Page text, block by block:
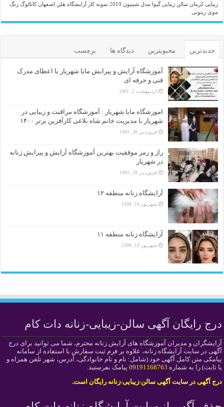
زیبایی کرمان سالن زیبایی گیوا مدل شینیون 2019 نمونه کار آرایشگاه هلن اصفهان کاتالوگ رنگ
موی زیتونی
جدیدترین محبوبترین دیدگاه ها برچسب
آموزشگاه آرایش و پیرایش مایا شهریار با اعطای مدرک
فنی و حرفه ای
اردیبهشت 2, 1401
اموزشگاه مایا شهریار : آموزشگاه مراقبت و زیبایی در
شهریار با مدیریت خانم شاه بلاغی کارآفرین برتر ۱۴۰۰
فروردین 30, 1401
راز و رمز موفقیت بهترین آموزشگاه آرایش و پیرایش زنانه
در شهریار
فروردین 28, 1401
آرایشگاه زنانه منطقه ۱۲
شهریور 14, 1398
آرایشگاه زنانه منطقه ۱۱
شهریور 13, 1398
درج رایگان آگهی سالن-زیبایی-زنانه دات کام
آرایشگران و مدیران آموزشگاه های آرایش زنانه محترم، شما می توانید برای درج
آگهی در سایت آرایشگاه زنانه، علاوه بر فرم ثبت سفارش با استفاده از سامانه
پیامکی متن کامل آگهی خود (شامل: نام و نام خانوادگی، آدرس، شهر تلفن همراه و
یا ثابت) را به شماره 09191168763 پیامک بفرستید.
درج آگهی در سایت آگهی سالن-زیبایی-زنانه رایگان است.